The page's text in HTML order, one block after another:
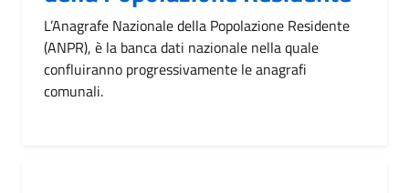
L’Anagrafe Nazionale della Popolazione Residente
(ANPR), è la banca dati nazionale nella quale
confluiranno progressivamente le anagrafi
comunali.